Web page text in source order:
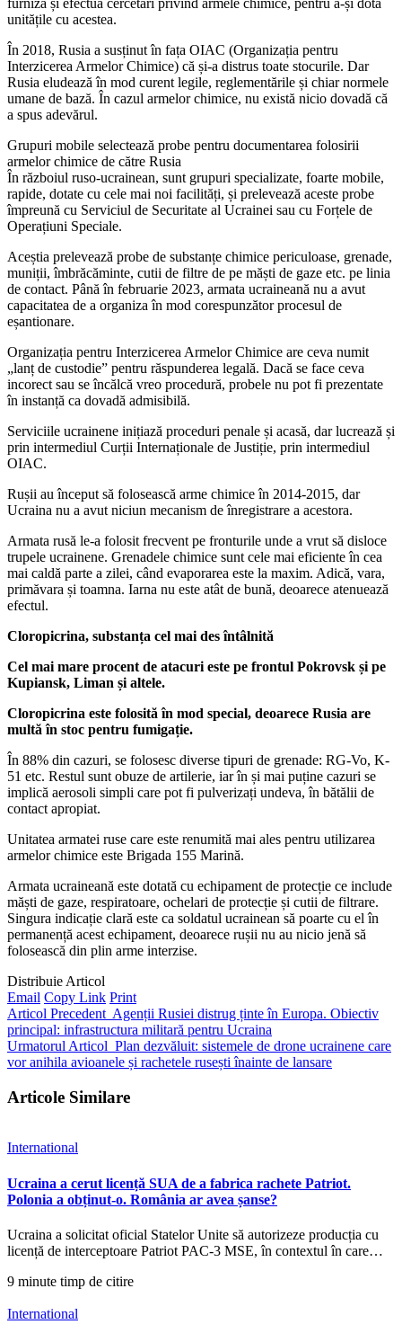
unitățile cu acestea.
În 2018, Rusia a susținut în fața OIAC (Organizația pentru
Interzicerea Armelor Chimice) că și-a distrus toate stocurile. Dar
Rusia eludează în mod curent legile, reglementările și chiar normele
umane de bază. În cazul armelor chimice, nu există nicio dovadă că
a spus adevărul.
Grupuri mobile selectează probe pentru documentarea folosirii
armelor chimice de către Rusia
În războiul ruso-ucrainean, sunt grupuri specializate, foarte mobile,
rapide, dotate cu cele mai noi facilități, și prelevează aceste probe
împreună cu Serviciul de Securitate al Ucrainei sau cu Forțele de
Operațiuni Speciale.
Aceștia prelevează probe de substanțe chimice periculoase, grenade,
muniții, îmbrăcăminte, cutii de filtre de pe măști de gaze etc. pe linia
de contact. Până în februarie 2023, armata ucraineană nu a avut
capacitatea de a organiza în mod corespunzător procesul de
eșantionare.
Organizația pentru Interzicerea Armelor Chimice are ceva numit
„lanț de custodie” pentru răspunderea legală. Dacă se face ceva
incorect sau se încălcă vreo procedură, probele nu pot fi prezentate
în instanță ca dovadă admisibilă.
Serviciile ucrainene inițiază proceduri penale și acasă, dar lucrează și
prin intermediul Curții Internaționale de Justiție, prin intermediul
OIAC.
Rușii au început să folosească arme chimice în 2014-2015, dar
Ucraina nu a avut niciun mecanism de înregistrare a acestora.
Armata rusă le-a folosit frecvent pe fronturile unde a vrut să disloce
trupele ucrainene. Grenadele chimice sunt cele mai eficiente în cea
mai caldă parte a zilei, când evaporarea este la maxim. Adică, vara,
primăvara și toamna. Iarna nu este atât de bună, deoarece atenuează
efectul.
Cloropicrina, substanța cel mai des întâlnită
Cel mai mare procent de atacuri este pe frontul Pokrovsk și pe
Kupiansk, Liman și altele.
Cloropicrina este folosită în mod special, deoarece Rusia are
multă în stoc pentru fumigație.
În 88% din cazuri, se folosesc diverse tipuri de grenade: RG-Vo, K-
51 etc. Restul sunt obuze de artilerie, iar în și mai puține cazuri se
implică aerosoli simpli care pot fi pulverizați undeva, în bătălii de
contact apropiat.
Unitatea armatei ruse care este renumită mai ales pentru utilizarea
armelor chimice este Brigada 155 Marină.
Armata ucraineană este dotată cu echipament de protecție ce include
măști de gaze, respiratoare, ochelari de protecție și cutii de filtrare.
Singura indicație clară este ca soldatul ucrainean să poarte cu el în
permanență acest echipament, deoarece rușii nu au nicio jenă să
folosească din plin arme interzise.
Distribuie Articol
Email Copy Link Print
Articol Precedent Agenții Rusiei distrug ținte în Europa. Obiectiv
principal: infrastructura militară pentru Ucraina
Urmatorul Articol Plan dezvăluit: sistemele de drone ucrainene care
vor anihila avioanele și rachetele rusești înainte de lansare
Articole Similare
International
Ucraina a cerut licență SUA de a fabrica rachete Patriot.
Polonia a obținut-o. România ar avea șanse?
Ucraina a solicitat oficial Statelor Unite să autorizeze producția cu
licență de interceptoare Patriot PAC-3 MSE, în contextul în care…
9 minute timp de citire
International